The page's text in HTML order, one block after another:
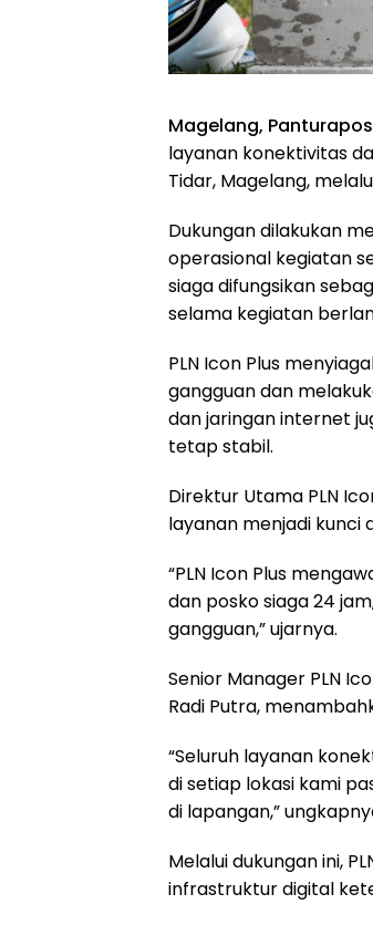
Magelang,
layanan konektivitas
Tidar, Magelang,
Dukungan dilakukan
operasional kegiatan
siaga difungsikan
selama kegiatan
PLN Icon Plus
gangguan dan
dan jaringan internet
tetap stabil.
Direktur Utama PLN
layanan menjadi kunci
“PLN Icon Plus
dan posko siaga 24
gangguan,” ujarnya.
Senior Manager PLN
Radi Putra,
“Seluruh layanan
di setiap lokasi kami
di lapangan,”
Melalui dukungan ini,
infrastruktur digital